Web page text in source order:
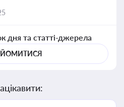
дня та статті-джерела